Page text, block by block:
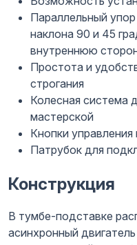
Параллельный
наклона 90 и 45
внутреннюю
Простота и
строгания
Колесная система
мастерской
Кнопки
Патрубок для
Конструкция
В тумбе-подставке
асинхронный